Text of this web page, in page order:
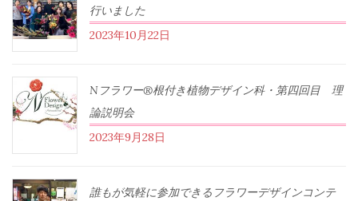
行いました
2023年10月22日
Nフラワー®根付き植物デザイン科・第四回目 理
論説明会
2023年9月28日
誰もが気軽に参加できるフラワーデザインコンテ